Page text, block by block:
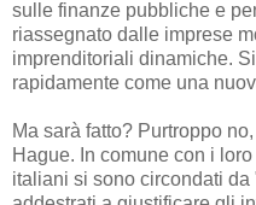
sulle finanze pubbliche e
riassegnato dalle imprese
imprenditoriali dinamiche.
rapidamente come una
Ma sarà fatto? Purtroppo
Hague. In comune con i
italiani si sono circondati